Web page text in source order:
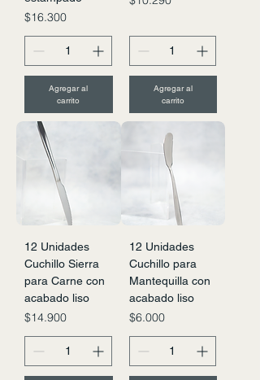
Precio
$16.300
Agregar al
carrito
Agregar al
carrito
12 Unidades
Cuchillo Sierra
para Carne con
acabado liso
Precio
$14.900
12 Unidades
Cuchillo para
Mantequilla con
acabado liso
Precio
$6.000